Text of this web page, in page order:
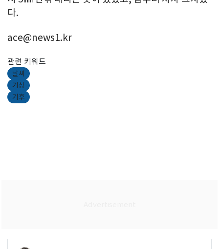
다.
ace@news1.kr
관련 키워드
날씨
기상
기후